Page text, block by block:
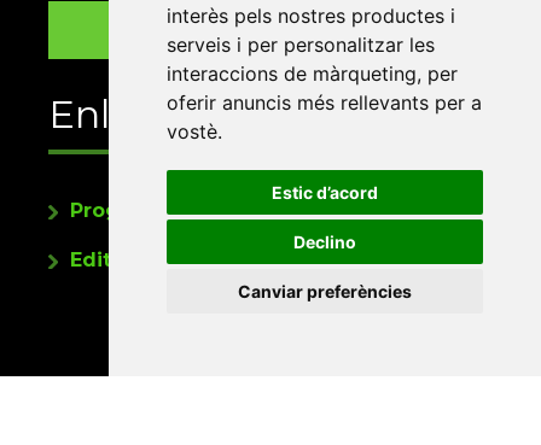
interès pels nostres productes i
serveis i per personalitzar les
interaccions de màrqueting, per
oferir anuncis més rellevants per a
vostè.
Estic d’acord
Declino
Canviar preferències
Enllaços
Programa de publicacions
Editorials universitàries a Twitter